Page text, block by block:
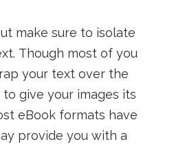
make sure to isolate
Though most of you
your text over the
give your images its
eBook formats have
provide you with a